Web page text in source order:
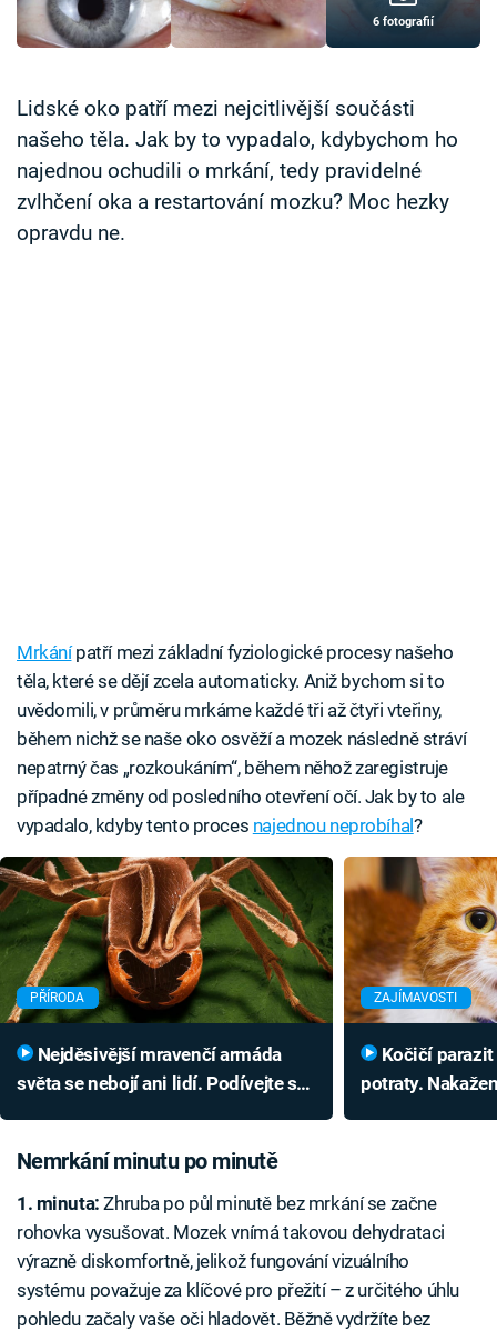
Přihlášení
Sledujte nás
6 fotografií
Lidské oko patří mezi nejcitlivější součásti
našeho těla. Jak by to vypadalo, kdybychom ho
najednou ochudili o mrkání, tedy pravidelné
zvlhčení oka a restartování mozku? Moc hezky
opravdu ne.
Mrkánípatří mezi základní fyziologické procesy našeho
těla, které se dějí zcela automaticky. Aniž bychom si to
uvědomili, v průměru mrkáme každé tři až čtyři vteřiny,
během nichž se naše oko osvěží a mozek následně stráví
nepatrný čas „rozkoukáním“, během něhož zaregistruje
případné změny od posledního otevření očí. Jak by to ale
vypadalo, kdyby tento proces najednou neprobíhal?
PŘÍRODA
světa se nebojí ani lidí. Podívejte se,
ZAJÍMAVOSTI
potraty.
Nemrkání minutu po minutě
1. minuta: Zhruba po půl minutě bez mrkání se začne
rohovka vysušovat. Mozek vnímá takovou dehydrataci
výrazně diskomfortně, jelikož fungování vizuálního
systému považuje za klíčové pro přežití – z určitého úhlu
pohledu začaly vaše oči hladovět. Běžně vydržíte bez